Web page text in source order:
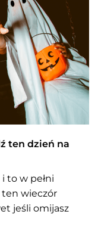
ten dzień na
to w pełni
ten wieczór
jeśli omijasz